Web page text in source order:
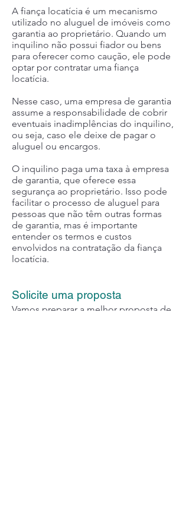
A fiança locatícia é um mecanismo
utilizado no aluguel de imóveis como
garantia ao proprietário. Quando um
inquilino não possui fiador ou bens
para oferecer como caução, ele pode
optar por contratar uma fiança
locatícia.
Nesse caso, uma empresa de garantia
assume a responsabilidade de cobrir
eventuais inadimplências do inquilino,
ou seja, caso ele deixe de pagar o
aluguel ou encargos.
O inquilino paga uma taxa à empresa
de garantia, que oferece essa
segurança ao proprietário. Isso pode
facilitar o processo de aluguel para
pessoas que não têm outras formas
de garantia, mas é importante
entender os termos e custos
envolvidos na contratação da fiança
locatícia.
Solicite uma proposta
Vamos preparar a melhor proposta de